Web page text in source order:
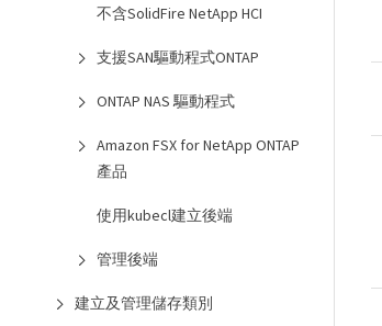
不含SolidFire NetApp HCI
支援SAN驅動程式ONTAP
ONTAP NAS 驅動程式
Amazon FSX for NetApp ONTAP
產品
使用kubecl建立後端
管理後端
建立及管理儲存類別